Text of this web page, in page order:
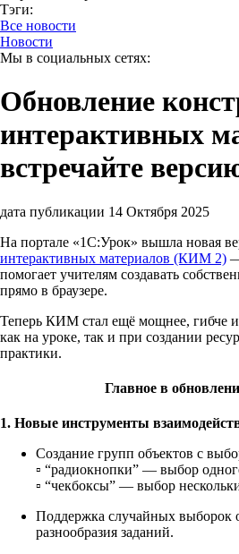
Тэги:
Все новости
Новости
Мы в социальных сетях:
Обновление
интерактивных
встречайте
дата публикации 14 Октября 2025
На портале «1С:Урок» вышла новая
интерактивных материалов (КИМ 2)
помогает учителям создавать
прямо в браузере.
Теперь КИМ стал ещё мощнее, гибче
как на уроке, так и при создании
практики.
Главное в
1. Новые инструменты
Создание групп объектов с
▫️ “радиокнопки” — выбор
▫️ “чекбоксы” — выбор
Поддержка случайных выборок
разнообразия заданий.